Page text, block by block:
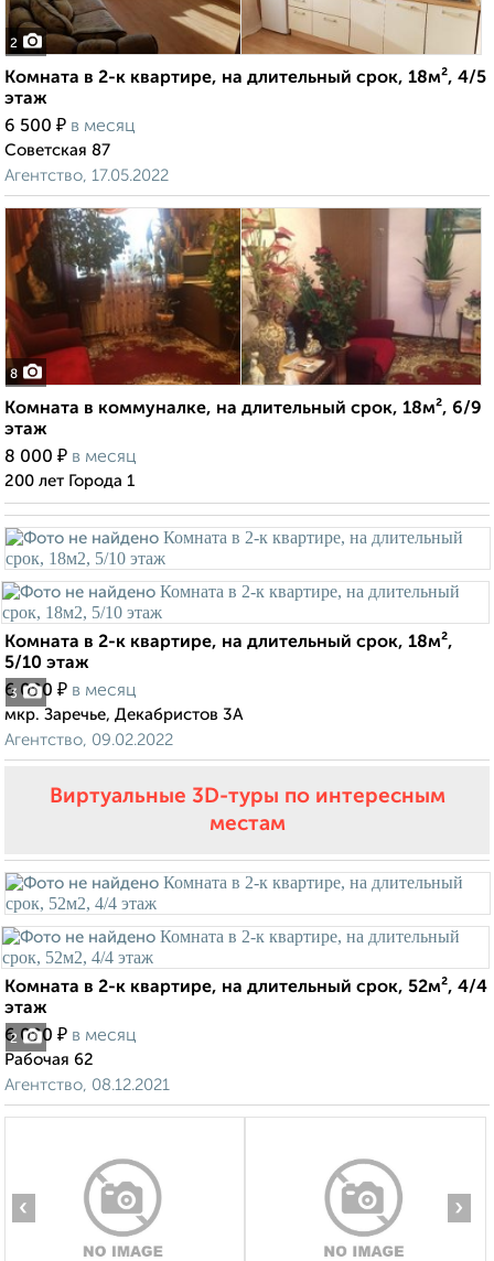
2
Комната в 2-к квартире, на длительный срок, 18м², 4/5
этаж
6 500 ₽ в месяц
Советская 87
Агентство, 17.05.2022
8
Комната в коммуналке, на длительный срок, 18м², 6/9
этаж
8 000 ₽ в месяц
200 лет Города 1
3
Комната в 2-к квартире, на длительный срок, 18м²,
5/10 этаж
6 000 ₽ в месяц
мкр. Заречье, Декабристов 3А
Агентство, 09.02.2022
Виртуальные 3D-туры по интересным
местам
2
Комната в 2-к квартире, на длительный срок, 52м², 4/4
этаж
6 000 ₽ в месяц
Рабочая 62
Агентство, 08.12.2021
‹ ›